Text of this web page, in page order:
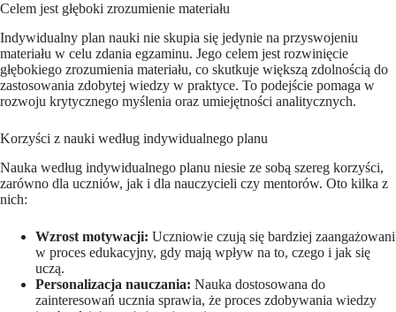
Celem jest głęboki zrozumienie materiału
Indywidualny plan nauki nie skupia się jedynie na przyswojeniu
materiału w celu zdania egzaminu. Jego celem jest rozwinięcie
głębokiego zrozumienia materiału, co skutkuje większą zdolnością do
zastosowania zdobytej wiedzy w praktyce. To podejście pomaga w
rozwoju krytycznego myślenia oraz umiejętności analitycznych.
Korzyści z nauki według indywidualnego planu
Nauka według indywidualnego planu niesie ze sobą szereg korzyści,
zarówno dla uczniów, jak i dla nauczycieli czy mentorów. Oto kilka z
nich:
Wzrost motywacji: Uczniowie czują się bardziej zaangażowani
w proces edukacyjny, gdy mają wpływ na to, czego i jak się
uczą.
Personalizacja nauczania: Nauka dostosowana do
zainteresowań ucznia sprawia, że proces zdobywania wiedzy